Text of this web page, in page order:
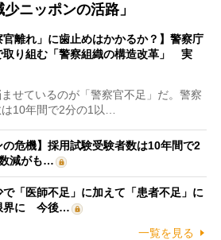
ニッポンの活路」
官離れ」に歯止めはかかるか？】警察庁
取り組む「警察組織の構造改革」 実
せているのが「警察官不足」だ。警察
10年間で2分の1以…
の危機】採用試験受験者数は10年間で2
減がも…
で「医師不足」に加えて「患者不足」に
界に 今後…
一覧を見る